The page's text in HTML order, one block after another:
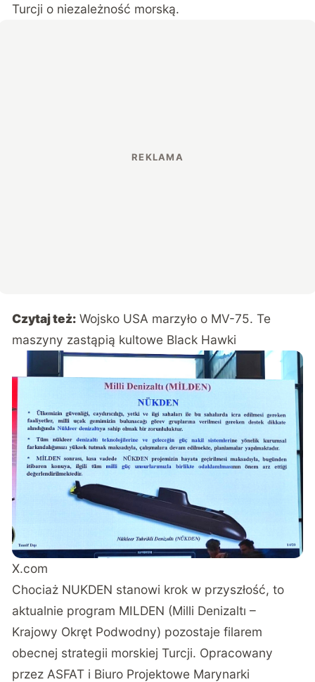
Turcji o niezależność morską.
Czytaj też: Wojsko USA marzyło o MV-75. Te
maszyny zastąpią kultowe Black Hawki
X.com
Chociaż NUKDEN stanowi krok w przyszłość, to
aktualnie program MILDEN (Milli Denizaltı –
Krajowy Okręt Podwodny) pozostaje filarem
obecnej strategii morskiej Turcji. Opracowany
przez ASFAT i Biuro Projektowe Marynarki